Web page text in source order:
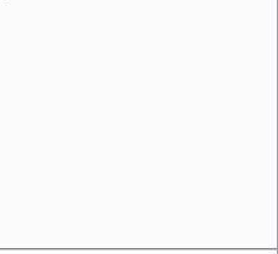
Célestins. A noter
temps, la
dans l'espace
médiathèque